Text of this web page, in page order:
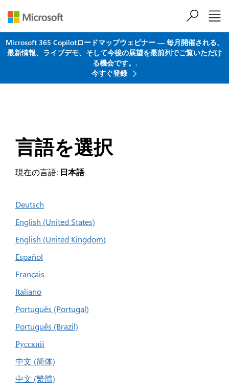
Microsoft 365 Copilotロードマップウェビナー ― 毎月開催される、
最新情報、ライブデモ、そして今後の展望を最前列でご覧いただけ
る機会です。.
今すぐ登録
言語を選択
現在の言語: 日本語
Deutsch
English (United States)
English (United Kingdom)
Español
Français
Italiano
Português (Portugal)
Português (Brazil)
Русский
中文 (简体)
中文 (繁體)